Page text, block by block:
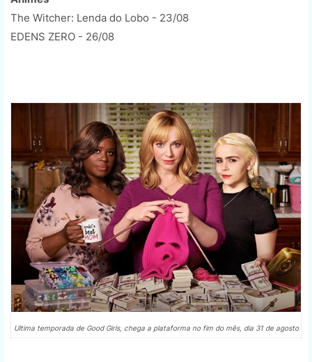
The Witcher: Lenda do Lobo - 23/08
EDENS ZERO - 26/08
Ultima temporada de Good Girls, chega a plataforma no fim do mês, dia 31 de agosto